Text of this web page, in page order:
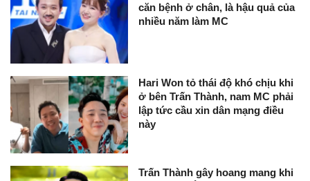
căn bệnh ở chân, là hậu quả của
nhiều năm làm MC
Hari Won tỏ thái độ khó chịu khi
ở bên Trấn Thành, nam MC phải
lập tức cầu xin dân mạng điều
này
Trấn Thành gây hoang mang khi